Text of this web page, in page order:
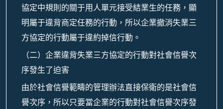
協定中規則的關于用人單元接受結業生的任務，顯
明屬于違背商定任務的行動，所以企業撤消失業三
方協定的行動屬于違約掉信行動。
（二）企業違背失業三方協定的行動對社會信譽次
序發生了迫害
由於社會信譽範疇的管理辦法直接保衛的是社會信
譽次序，所以只要當企業的行動對社會信譽次序發